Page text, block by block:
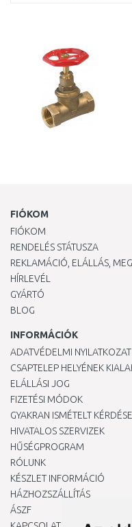
FIÓKOM
FIÓKOM
RENDELÉS STÁTUSZA
REKLAMÁCIÓ, ELÁLLÁS,
HÍRLEVÉL
GYÁRTÓ
BLOG
INFORMÁCIÓK
ADATVÉDELMI NYILATKOZAT
CSAPTELEP HELYÉNEK
ELÁLLÁSI JOG
FIZETÉSI MÓDOK
GYAKRAN ISMÉTELT
HIVATALOS SZERVIZEK
HŰSÉGPROGRAM
RÓLUNK
KÉSZLET INFORMÁCIÓ
HÁZHOZSZÁLLÍTÁS
ÁSZF